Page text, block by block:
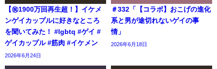
【㊗️1900万回再生超！】イケメ
ンゲイカップルに好きなところ
を聞いてみた！ #lgbtq #ゲイ #
ゲイカップル #筋肉 #イケメン
2026年6月24日
＃332「【コラボ】おこげの進化
系と男が途切れないゲイの事
情」
2026年6月18日